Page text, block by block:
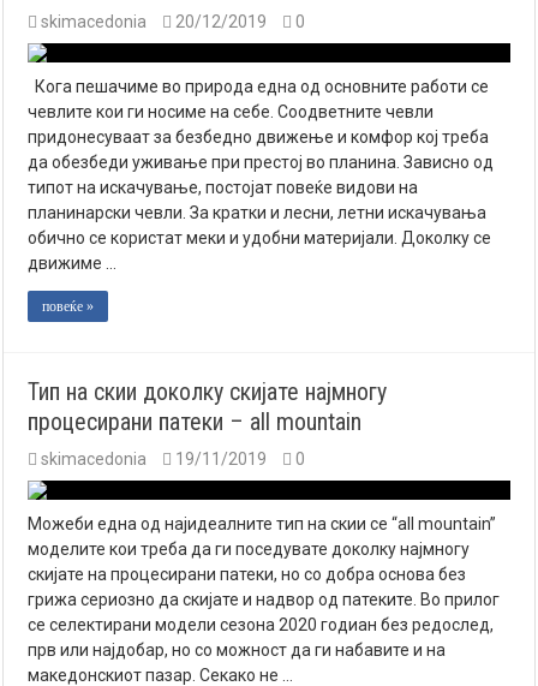
skimacedonia 20/12/2019 0
Кога пешачиме во природа една од основните работи се
чевлите кои ги носиме на себе. Соодветните чевли
придонесуваат за безбедно движење и комфор кој треба
да обезбеди уживање при престој во планина. Зависно од
типот на искачување, постојат повеќе видови на
планинарски чевли. За кратки и лесни, летни искачувања
обично се користат меки и удобни материјали. Доколку се
движиме …
повеќе »
Тип на скии доколку скијате најмногу
процесирани патеки – all mountain
skimacedonia 19/11/2019 0
Можеби една од најидеалните тип на скии се “all mountain”
моделите кои треба да ги поседувате доколку најмногу
скијате на процесирани патеки, но со добра основа без
грижа сериозно да скијате и надвор од патеките. Во прилог
се селектирани модели сезона 2020 годиан без редослед,
прв или најдобар, но со можност да ги набавите и на
македонскиот пазар. Секако не …